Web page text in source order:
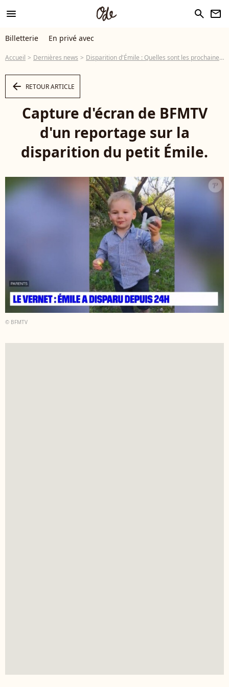
menu search newsletter
Billetterie En privé avec
Accueil Dernières news Disparition d'Émile : Quelles sont les prochaines étapes après la découverte de ses ossements près du Haut-Vernet ?
arrow_left RETOUR ARTICLE
Capture d'écran de BFMTV
d'un reportage sur la
disparition du petit Émile.
© BFMTV